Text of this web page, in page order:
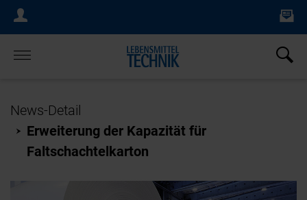
Login Menu
Home
News-Detail
Erweiterung der Kapazität für
Faltschachtelkarton
×